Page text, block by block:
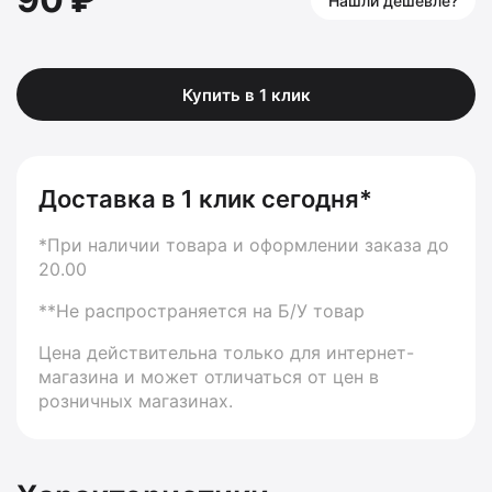
Купить в 1 клик
Доставка в 1 клик сегодня*
*При наличии товара и оформлении заказа до
20.00
**Не распространяется на Б/У товар
Цена действительна только для интернет-
магазина и может отличаться от цен в
розничных магазинах.